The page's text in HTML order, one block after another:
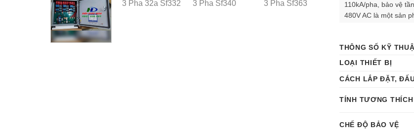
110kA/pha, bảo vệ
480V AC là một sản
thiết bị điện nhạy
xung đột biến từ
THÔNG SỐ KỸ
LOẠI THIẾT BỊ
CÁCH LẮP ĐẶT,
TÍNH TƯƠNG
CHẾ ĐỘ BẢO VỆ